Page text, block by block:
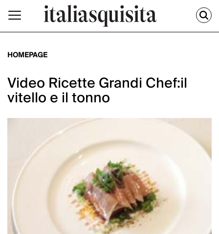
HOMEPAGE
Video Ricette Grandi Chef:il
vitello e il tonno